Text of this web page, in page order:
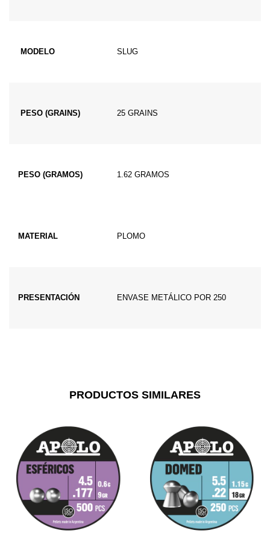
MODELO SLUG
PESO (GRAINS) 25 GRAINS
PESO (GRAMOS) 1.62 GRAMOS
MATERIAL PLOMO
PRESENTACIÓN ENVASE METÁLICO POR 250
PRODUCTOS SIMILARES